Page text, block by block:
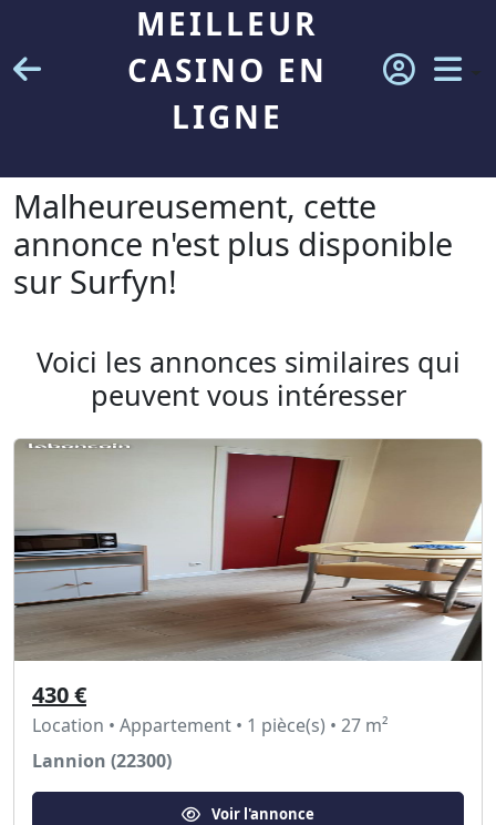
MEILLEUR
CASINO EN
LIGNE
Malheureusement, cette
annonce n'est plus disponible
sur Surfyn!
Voici les annonces similaires qui
peuvent vous intéresser
430 €
Location • Appartement • 1 pièce(s) • 27 m²
Lannion (22300)
Voir l'annonce